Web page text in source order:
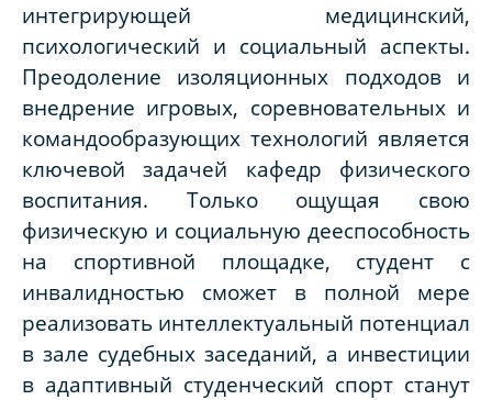
интегрирующей медицинский,
психологический и социальный аспекты.
Преодоление изоляционных подходов и
внедрение игровых, соревновательных и
командообразующих технологий является
ключевой задачей кафедр физического
воспитания. Только ощущая свою
физическую и социальную дееспособность
на спортивной площадке, студент с
инвалидностью сможет в полной мере
реализовать интеллектуальный потенциал
в зале судебных заседаний, а инвестиции
в адаптивный студенческий спорт станут